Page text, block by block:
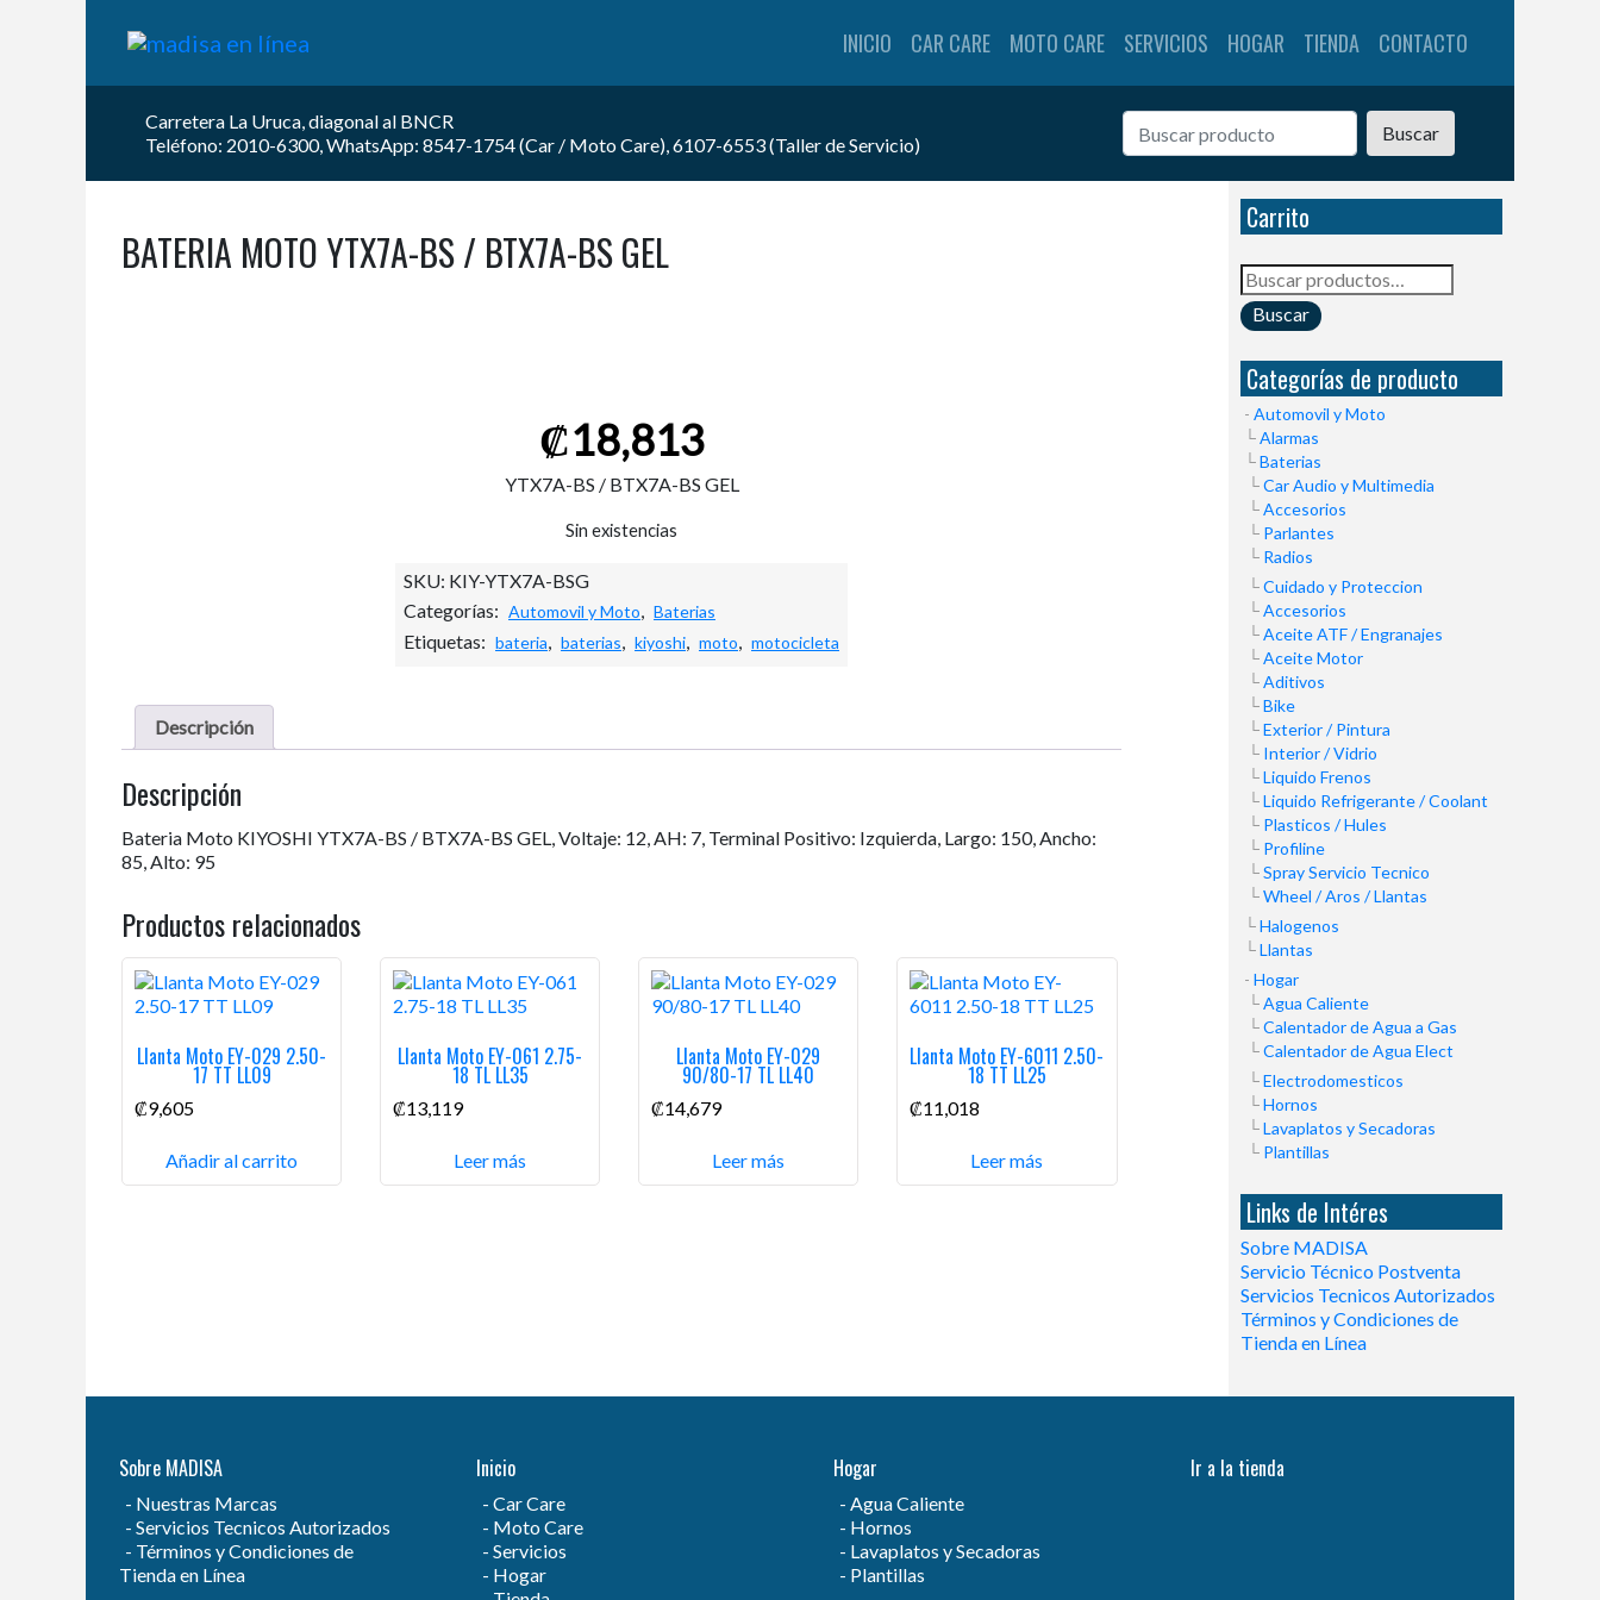
INICIO CAR CARE MOTO CARE SERVICIOS HOGAR TIENDA CONTACTO
Carretera La Uruca, diagonal al BNCR
Teléfono: 2010-6300, WhatsApp: 8547-1754 (Car / Moto Care), 6107-6553 (Taller de Servicio)
Buscar
BATERIA MOTO YTX7A-BS / BTX7A-BS GEL
₡18,813
YTX7A-BS / BTX7A-BS GEL
Sin existencias
SKU: KIY-YTX7A-BSG
Categorías: Automovil y Moto, Baterias
Etiquetas: bateria, baterias, kiyoshi, moto, motocicleta
Descripción
Descripción
Bateria Moto KIYOSHI YTX7A-BS / BTX7A-BS GEL, Voltaje: 12, AH: 7, Terminal Positivo: Izquierda, Largo: 150, Ancho:
85, Alto: 95
Productos relacionados
Llanta Moto EY-029 2.50-
17 TT LL09
₡9,605
Añadir al carrito
Llanta Moto EY-061 2.75-
18 TL LL35
₡13,119
Leer más
Llanta Moto EY-029
90/80-17 TL LL40
₡14,679
Leer más
Llanta Moto EY-6011 2.50-
18 TT LL25
₡11,018
Leer más
Carrito
Buscar
por:
Buscar
Categorías de producto
Automovil y Moto
Alarmas
Baterias
Car Audio y Multimedia
Accesorios
Parlantes
Radios
Cuidado y Proteccion
Accesorios
Aceite ATF / Engranajes
Aceite Motor
Aditivos
Bike
Exterior / Pintura
Interior / Vidrio
Liquido Frenos
Liquido Refrigerante / Coolant
Plasticos / Hules
Profiline
Spray Servicio Tecnico
Wheel / Aros / Llantas
Halogenos
Llantas
Hogar
Agua Caliente
Calentador de Agua a Gas
Calentador de Agua Elect
Electrodomesticos
Hornos
Lavaplatos y Secadoras
Plantillas
Links de Intéres
Sobre MADISA
Servicio Técnico Postventa
Servicios Tecnicos Autorizados
Términos y Condiciones de
Tienda en Línea
Sobre MADISA
Nuestras Marcas
Servicios Tecnicos Autorizados
Términos y Condiciones de
Tienda en Línea
Inicio
Car Care
Moto Care
Servicios
Hogar
Hogar
Agua Caliente
Hornos
Lavaplatos y Secadoras
Plantillas
Ir a la tienda